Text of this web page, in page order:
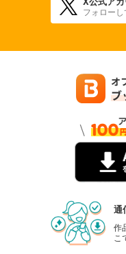
フォローし
通
作
こ